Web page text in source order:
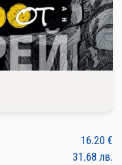
16.20 €
31.68 лв.